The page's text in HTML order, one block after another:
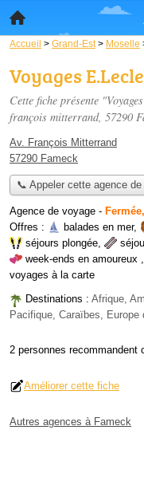
Accueil > Grand-Est > Moselle
Voyages
Cette fiche présente
françois mitterrand, 57290
Av. François Mitterrand
57290 Fameck
📞 Appeler cette agence
Agence de voyage -
Offres :
balades en mer,
séjours plongée,
week-ends en amoureux ,
voyages à la carte
Destinations : Afrique,
Pacifique, Caraïbes,
2 personnes recommandent
Améliorer cette fiche
Autres agences à Fameck